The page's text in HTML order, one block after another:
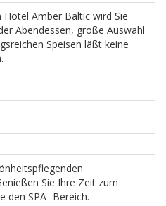
Amber Baltic wird Sie
Abendessen, große Auswahl
Speisen läßt keine
Sie Ihre Zeit zum
den SPA- Bereich.